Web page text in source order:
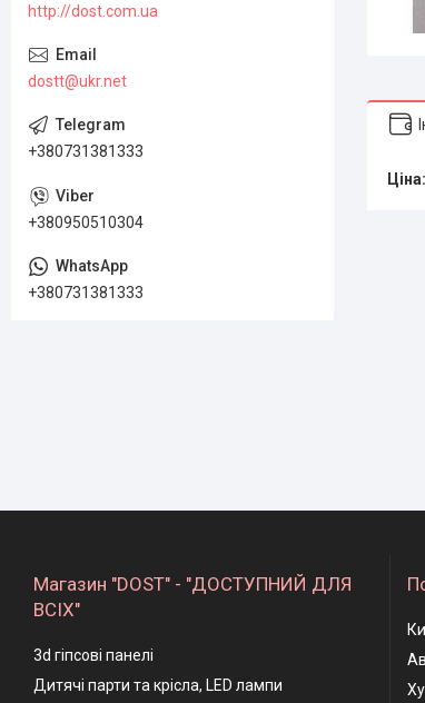
Ціна:
http://dost.com.ua
dostt@ukr.net
+380731381333
+380950510304
+380731381333
Магазин "DOST" - "ДОСТУПНИЙ ДЛЯ
ВСІХ"
3d гіпсові панелі
Дитячі парти та крісла, LED лампи